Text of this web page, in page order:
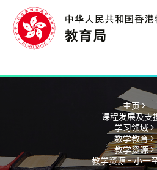
主页 >
课程发展及支
学习领域 >
数学教育 >
教学资源 >
教学资源 - 小一